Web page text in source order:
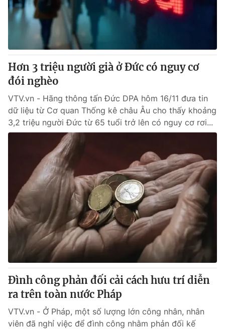
Sản phẩm
Tư vấn
Lịch phát sóng
Chuyên mục khác
Emagazine
Photo Infographic
VTV Money VTV Thể thao
VTV Sức khoẻ Bất động sản
Thị trường 24h Tấm lòng Việt
VTV4 Vươn mình bằng AI
VTV9 VTV8
Liên hệ tòa soạn English
Hơn 3 triệu người già ở Đức có nguy cơ
đói nghèo
VTV.vn - Hãng thông tấn Đức DPA hôm 16/11 đưa tin
dữ liệu từ Cơ quan Thống kê châu Âu cho thấy khoảng
3,2 triệu người Đức từ 65 tuổi trở lên có nguy cơ rơi...
Đình công phản đối cải cách hưu trí diễn
ra trên toàn nước Pháp
VTV.vn - Ở Pháp, một số lượng lớn công nhân, nhân
viên đã nghỉ việc để đình công nhằm phản đối kế